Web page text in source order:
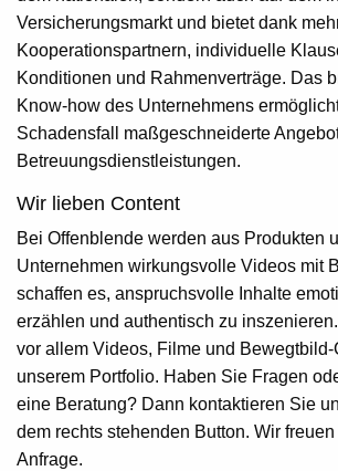
Versicherungsmarkt und bietet dank
Kooperationspartnern, individuelle
Konditionen und Rahmenverträge. Das
Know-how des Unternehmens
Schadensfall maßgeschneiderte
Betreuungsdienstleistungen.
Wir lieben Content
Bei Offenblende werden aus Produkten
Unternehmen wirkungsvolle Videos mit
schaffen es, anspruchsvolle Inhalte
erzählen und authentisch zu
vor allem Videos, Filme und Bewegtbild-
unserem Portfolio. Haben Sie Fragen
eine Beratung? Dann kontaktieren Sie
dem rechts stehenden Button. Wir
Anfrage.